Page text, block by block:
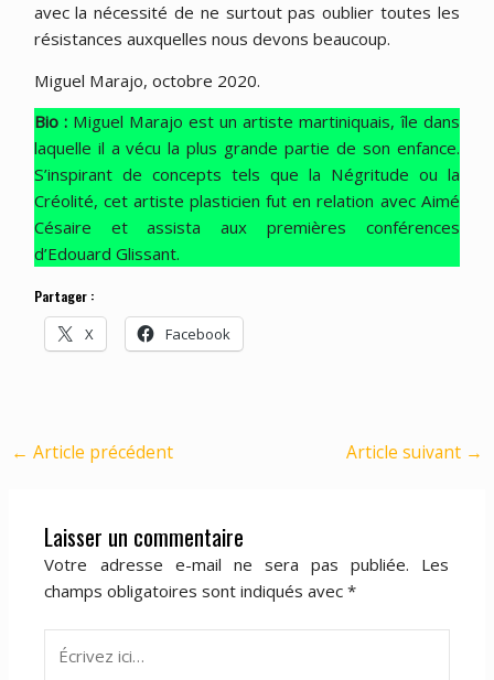
avec la nécessité de ne surtout pas oublier toutes les
résistances auxquelles nous devons beaucoup.
Miguel Marajo, octobre 2020.
Bio :Miguel Marajo est un artiste martiniquais, île dans
laquelle il a vécu la plus grande partie de son enfance.
S’inspirant de concepts tels que la Négritude ou la
Créolité, cet artiste plasticien fut en relation avec Aimé
Césaire et assista aux premières conférences
d’Edouard Glissant.
Partager :
X Facebook
← Article précédent Article suivant →
Laisser un commentaire
Votre adresse e-mail ne sera pas publiée.
Les
champs obligatoires sont indiqués avec*
Écrivez
ici…